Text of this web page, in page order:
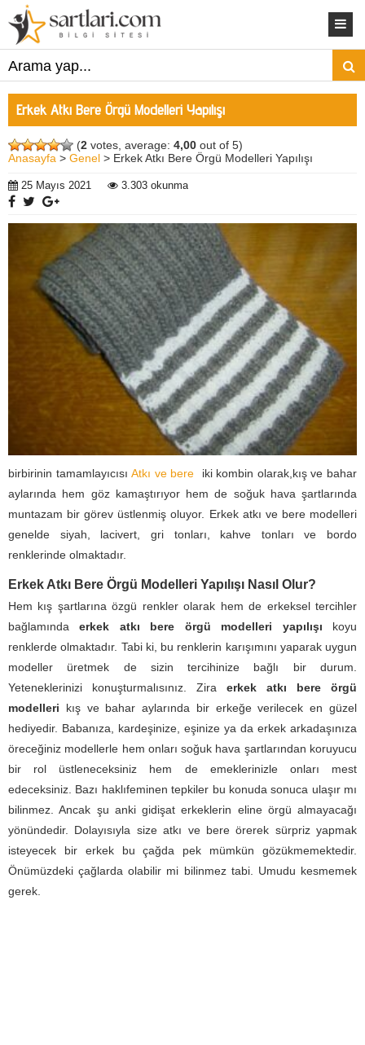
Erkek Atkı Bere Örgü Modelleri Yapılışı
(2 votes, average: 4,00 out of 5)
Anasayfa > Genel > Erkek Atkı Bere Örgü Modelleri Yapılışı
25 Mayıs 2021 3.303 okunma
birbirinin tamamlayıcısıAtkı ve bere iki kombin olarak,kış ve bahar
aylarında hem göz kamaştırıyor hem de soğuk hava şartlarında
muntazam bir görev üstlenmiş oluyor. Erkek atkı ve bere modelleri
genelde siyah, lacivert, gri tonları, kahve tonları ve bordo
renklerinde olmaktadır.
Erkek Atkı Bere Örgü Modelleri Yapılışı Nasıl Olur?
Hem kış şartlarına özgü renkler olarak hem de erkeksel tercihler
bağlamındaerkek atkı bere örgü modelleri yapılışı koyu
renklerde olmaktadır. Tabi ki, bu renklerin karışımını yaparak uygun
modeller üretmek de sizin tercihinize bağlı bir durum.
Yeteneklerinizi konuşturmalısınız. Zira erkek atkı bere örgü
modelleri kış ve bahar aylarında bir erkeğe verilecek en güzel
hediyedir. Babanıza, kardeşinize, eşinize ya da erkek arkadaşınıza
öreceğiniz modellerle hem onları soğuk hava şartlarından koruyucu
bir rol üstleneceksiniz hem de emeklerinizle onları mest
edeceksiniz. Bazı haklıfeminen tepkiler bu konuda sonuca ulaşır mı
bilinmez. Ancak şu anki gidişat erkeklerin eline örgü almayacağı
yönündedir. Dolayısıyla size atkı ve bere örerek sürpriz yapmak
isteyecek bir erkek bu çağda pek mümkün gözükmemektedir.
Önümüzdeki çağlarda olabilir mi bilinmez tabi. Umudu kesmemek
gerek.